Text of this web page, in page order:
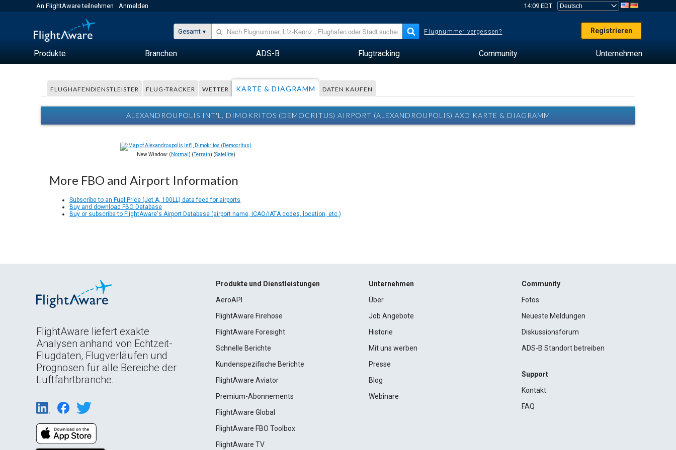
An FlightAware teilnehmen Anmelden 14:09 EDT
Gesamt Flugnummer vergessen? Registrieren
Produkte Branchen ADS-B Flugtracking Community Unternehmen
FLUGHAFENDIENSTLEISTER FLUG-TRACKER WETTER KARTE & DIAGRAMM DATEN KAUFEN
ALEXANDROUPOLIS INT'L, DIMOKRITOS (DEMOCRITUS) AIRPORT (ALEXANDROUPOLIS) AXD KARTE & DIAGRAMM
New Window: ( Normal ) (Terrain) (Satellite)
More FBO and Airport Information
Subscribe to an Fuel Price (Jet A, 100LL) data feed for airports
Buy and download FBO Database
Buy or subscribe to FlightAware's Airport Database (airport name, ICAO/IATA codes, location, etc.)
FlightAware liefert exakte
Analysen anhand von Echtzeit-
Flugdaten, Flugverläufen und
Prognosen für alle Bereiche der
Luftfahrtbranche.
Produkte und Dienstleistungen
AeroAPI
FlightAware Firehose
FlightAware Foresight
Schnelle Berichte
Kundenspezifische Berichte
FlightAware Aviator
Premium-Abonnements
FlightAware Global
FlightAware FBO Toolbox
FlightAware TV
Unternehmen
Über
Job Angebote
Historie
Mit uns werben
Presse
Blog
Webinare
Community
Fotos
Neueste Meldungen
Diskussionsforum
ADS-B Standort betreiben
Support
Kontakt
FAQ